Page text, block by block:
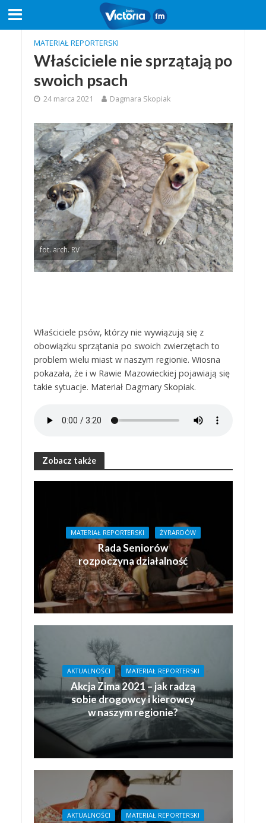
MATERIAŁ REPORTERSKI
Właściciele nie sprzątają po
swoich psach
24 marca 2021 Dagmara Skopiak
fot. arch. RV
Właściciele psów, którzy nie wywiązują się z
obowiązku sprzątania po swoich zwierzętach to
problem wielu miast w naszym regionie. Wiosna
pokazała, że i w Rawie Mazowieckiej pojawiają się
takie sytuacje. Materiał Dagmary Skopiak.
Zobacz także
MATERIAŁ REPORTERSKI ŻYRARDÓW
Rada Seniorów
rozpoczyna działalność
AKTUALNOŚCI MATERIAŁ REPORTERSKI
Akcja Zima 2021 – jak radzą
sobie drogowcy i kierowcy
w naszym regionie?
AKTUALNOŚCI MATERIAŁ REPORTERSKI